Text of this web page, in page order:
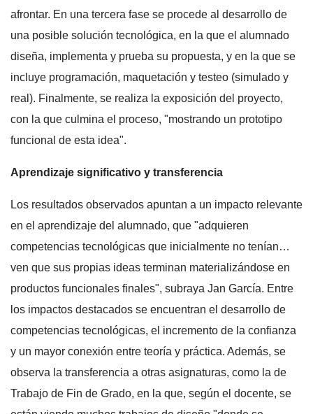
afrontar. En una tercera fase se procede al desarrollo de
una posible solución tecnológica, en la que el alumnado
diseña, implementa y prueba su propuesta, y en la que se
incluye programación, maquetación y testeo (simulado y
real). Finalmente, se realiza la exposición del proyecto,
con la que culmina el proceso, "mostrando un prototipo
funcional de esta idea".
Aprendizaje significativo y transferencia
Los resultados observados apuntan a un impacto relevante
en el aprendizaje del alumnado, que "adquieren
competencias tecnológicas que inicialmente no tenían…
ven que sus propias ideas terminan materializándose en
productos funcionales finales", subraya Jan García. Entre
los impactos destacados se encuentran el desarrollo de
competencias tecnológicas, el incremento de la confianza
y un mayor conexión entre teoría y práctica. Además, se
observa la transferencia a otras asignaturas, como la de
Trabajo de Fin de Grado, en la que, según el docente, se